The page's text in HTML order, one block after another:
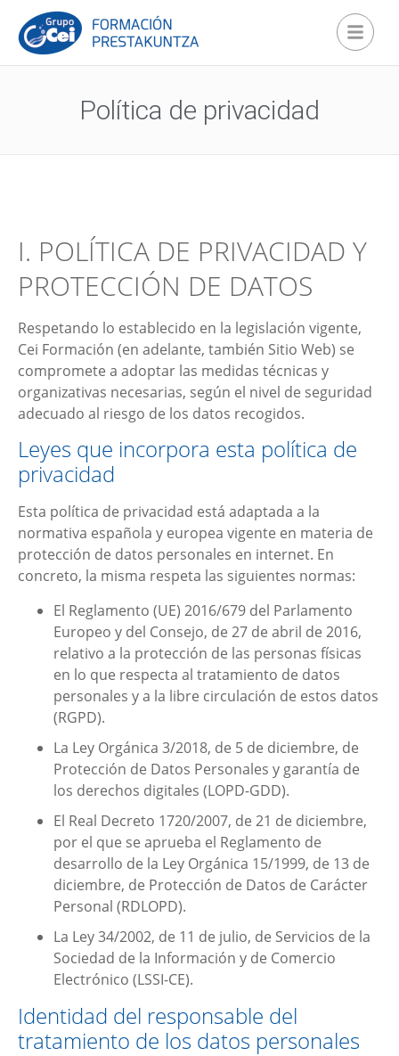
Política de privacidad
I. POLÍTICA DE PRIVACIDAD Y
PROTECCIÓN DE DATOS
Respetando lo establecido en la legislación vigente,
Cei Formación (en adelante, también Sitio Web) se
compromete a adoptar las medidas técnicas y
organizativas necesarias, según el nivel de seguridad
adecuado al riesgo de los datos recogidos.
Leyes que incorpora esta política de
privacidad
Esta política de privacidad está adaptada a la
normativa española y europea vigente en materia de
protección de datos personales en internet. En
concreto, la misma respeta las siguientes normas:
El Reglamento (UE) 2016/679 del Parlamento
Europeo y del Consejo, de 27 de abril de 2016,
relativo a la protección de las personas físicas
en lo que respecta al tratamiento de datos
personales y a la libre circulación de estos datos
(RGPD).
La Ley Orgánica 3/2018, de 5 de diciembre, de
Protección de Datos Personales y garantía de
los derechos digitales (LOPD-GDD).
El Real Decreto 1720/2007, de 21 de diciembre,
por el que se aprueba el Reglamento de
desarrollo de la Ley Orgánica 15/1999, de 13 de
diciembre, de Protección de Datos de Carácter
Personal (RDLOPD).
La Ley 34/2002, de 11 de julio, de Servicios de la
Sociedad de la Información y de Comercio
Electrónico (LSSI-CE).
Identidad del responsable del
tratamiento de los datos personales